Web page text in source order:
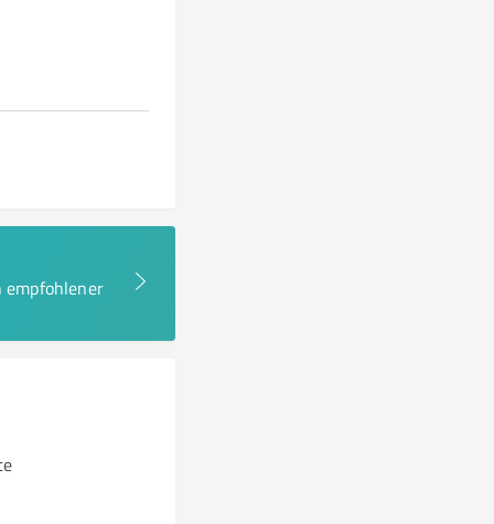
empfohlener